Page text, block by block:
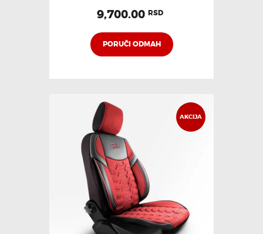
9,700.00 RSD
PORUČI ODMAH
AKCIJA